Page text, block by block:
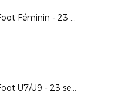
Rentrée du Foot Féminin - 23 septembre 2017
Rentrée du Foot U7/U9 - 23 septembre 2017